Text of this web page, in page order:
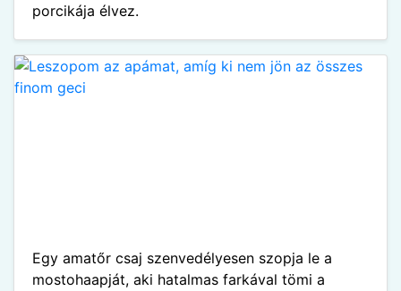
porcikája élvez.
Egy amatőr csaj szenvedélyesen szopja le a
mostohaapját, aki hatalmas farkával tömi a